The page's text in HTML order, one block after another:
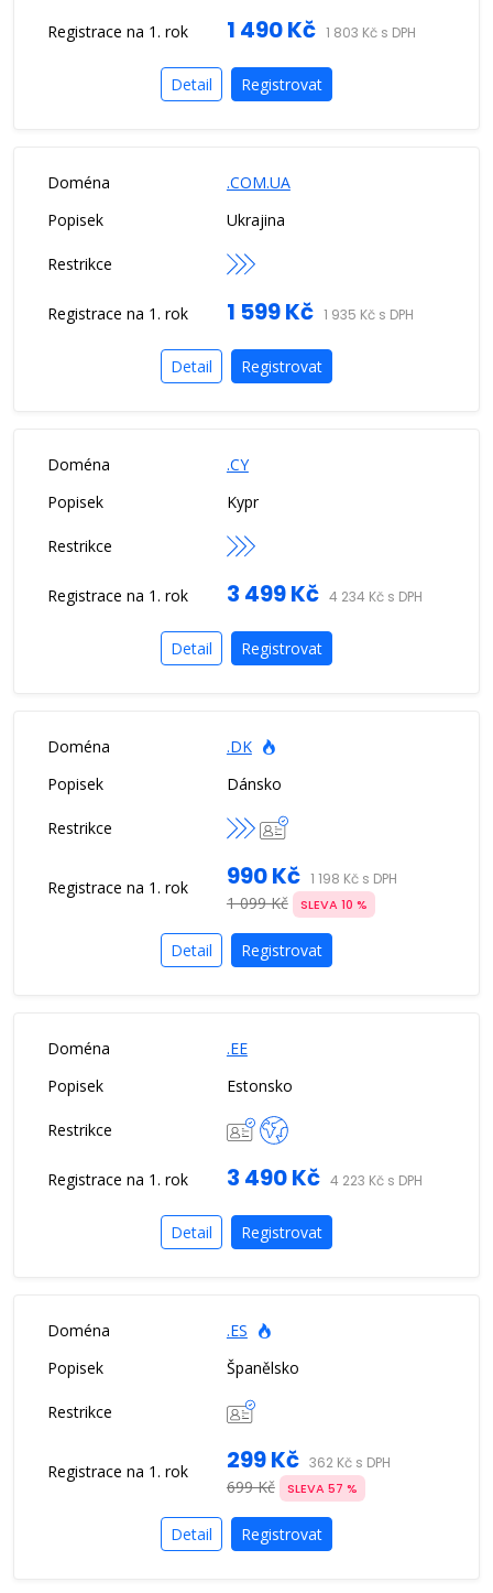
1 490 Kč 1 803 Kč s DPH
Detail Registrovat
.COM.UA
Ukrajina
1 599 Kč 1 935 Kč s DPH
Detail Registrovat
.CY
Kypr
3 499 Kč 4 234 Kč s DPH
Detail Registrovat
.DK
Dánsko
990 Kč 1 198 Kč s DPH
1 099 Kč SLEVA 10 %
Detail Registrovat
.EE
Estonsko
3 490 Kč 4 223 Kč s DPH
Detail Registrovat
.ES
Španělsko
299 Kč 362 Kč s DPH
699 Kč SLEVA 57 %
Detail Registrovat